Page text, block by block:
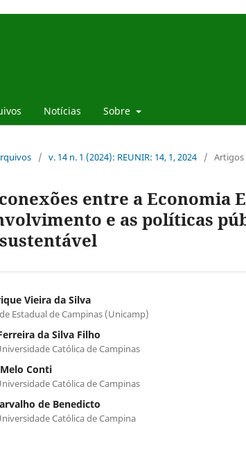
Notícias Sobre
/ v. 14 n. 1 (2024): REUNIR: 14, 1, 2024 / Artigos
entre a Economia
e as políticas
Vieira da Silva
Estadual de Campinas (Unicamp)
da Silva Filho
Católica de Campinas
Conti
Católica de Campinas
de Benedicto
Católica de Campina